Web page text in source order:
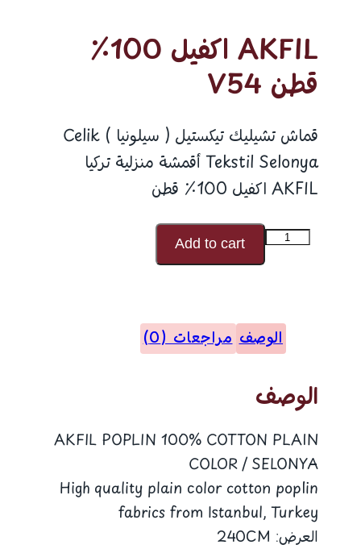
AKFIL اكفيل 100٪
قطن V54
قماش تشيليك تيكستيل ( سيلونيا ) Celik
Tekstil Selonya أقمشة منزلية تركيا
AKFIL اكفيل 100٪ قطن
كمية
Add to cart
الوصف مراجعات (0)
الوصف
AKFIL POPLIN 100% COTTON PLAIN
COLOR / SELONYA
High quality plain color cotton poplin
fabrics from Istanbul, Turkey
العرض: 240CM